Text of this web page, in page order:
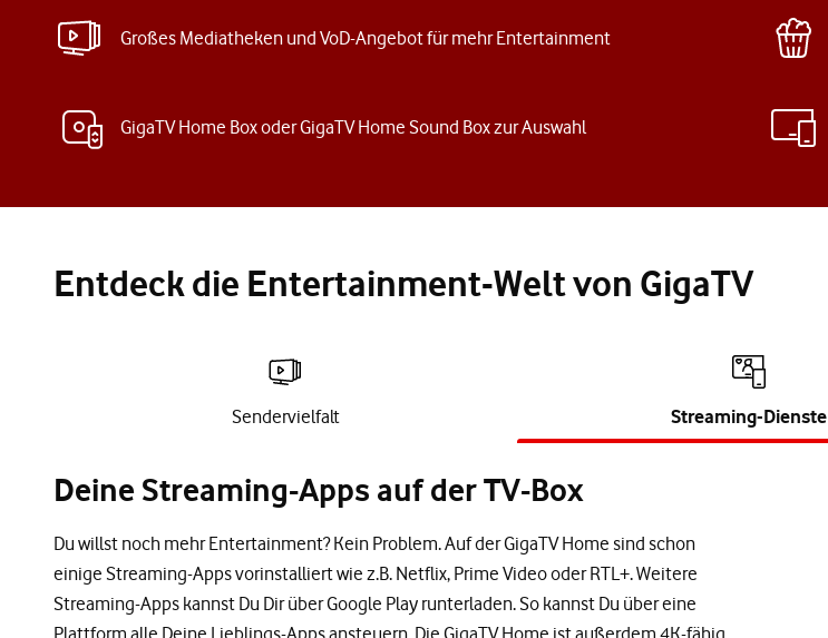
Großes Mediatheken und VoD-Angebot für mehr Entertainment
GigaTV Home Box oder GigaTV Home Sound Box zur Auswahl
Entdeck die Entertainment-Welt von GigaTV
Sendervielfalt Streaming-Dienste
Deine Streaming-Apps auf der TV-Box
Du willst noch mehr Entertainment? Kein Problem. Auf der GigaTV Home sind schon
einige Streaming-Apps vorinstalliert wie z.B. Netflix, Prime Video oder RTL+. Weitere
Streaming-Apps kannst Du Dir über Google Play runterladen. So kannst Du über eine